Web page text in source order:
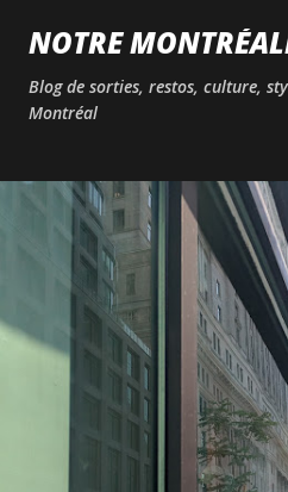
Passer au
NOTRE
Blog de sorties, restos, culture,
Montréal